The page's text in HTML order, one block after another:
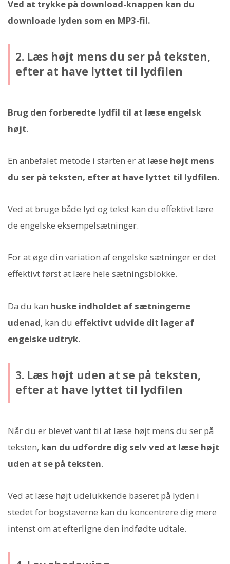
Ved at trykke på download-knappen kan du
downloade lyden som en MP3-fil.
2. Læs højt mens du ser på teksten,
efter at have lyttet til lydfilen
Brug den forberedte lydfil til at læse engelsk
højt.
En anbefalet metode i starten er at læse højt mens
du ser på teksten, efter at have lyttet til lydfilen.
Ved at bruge både lyd og tekst kan du effektivt lære
de engelske eksempelsætninger.
For at øge din variation af engelske sætninger er det
effektivt først at lære hele sætningsblokke.
Da du kan huske indholdet af sætningerne
udenad, kan du effektivt udvide dit lager af
engelske udtryk.
3. Læs højt uden at se på teksten,
efter at have lyttet til lydfilen
Når du er blevet vant til at læse højt mens du ser på
teksten, kan du udfordre dig selv ved at læse højt
uden at se på teksten.
Ved at læse højt udelukkende baseret på lyden i
stedet for bogstaverne kan du koncentrere dig mere
intenst om at efterligne den indfødte udtale.